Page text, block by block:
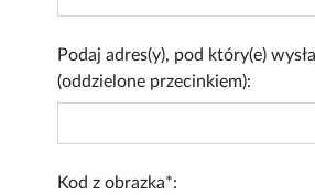
Podaj adres(y), pod który(e)
(oddzielone przecinkiem):
Kod z obrazka*: